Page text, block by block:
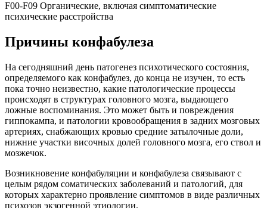
F00-F09 Органические, включая симптоматические
психические расстройства
Причины конфабулеза
На сегодняшний день патогенез психотического состояния,
определяемого как конфабулез, до конца не изучен, то есть
пока точно неизвестно, какие патологические процессы
происходят в структурах головного мозга, выдающего
ложные воспоминания. Это может быть и повреждения
гиппокампа, и патологии кровообращения в задних мозговых
артериях, снабжающих кровью средние затылочные доли,
нижние участки височных долей головного мозга, его ствол и
мозжечок.
Возникновение конфабуляции и конфабулеза связывают с
целым рядом соматических заболеваний и патологий, для
которых характерно проявление симптомов в виде различных
психозов экзогенной этиологии.